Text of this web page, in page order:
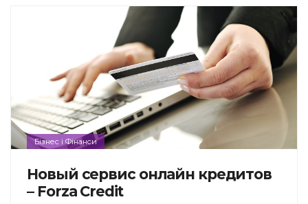
Бізнес і Фінанси
Новый сервис онлайн кредитов
– Forza Credit